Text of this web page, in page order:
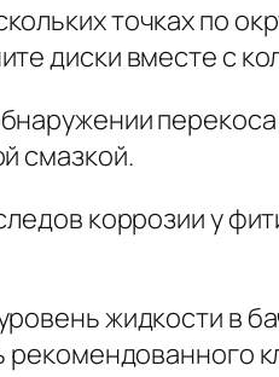
точках по
диски вместе с
смазкой.
коррозии у
жидкости в
рекомендованного